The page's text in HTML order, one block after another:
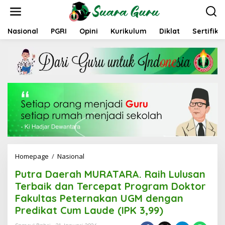
t
Nasional PGRI Opini Kurikulum Diklat
Homepage / Nasional
t
r
a
D
a
Putra Daerah MURATARA. Raih Lulusan
Terbaik dan Tercepat Program Doktor
Fakultas Peternakan UGM dengan
Predikat Cum Laude (IPK 3,99)